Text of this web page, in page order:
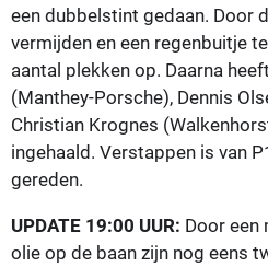
een dubbelstint gedaan. Door
vermijden en een regenbuitje
aantal plekken op. Daarna
(Manthey-Porsche), Dennis
Christian Krognes
ingehaald. Verstappen is van
gereden.
UPDATE 19:00 UUR: Door een
olie op de baan zijn nog eens